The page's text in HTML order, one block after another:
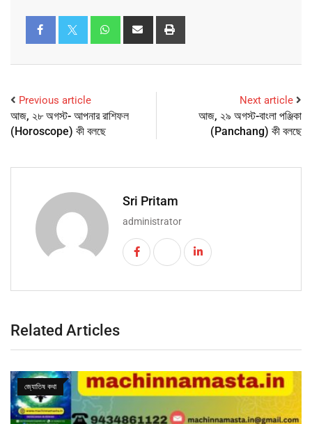
Previous article
আজ, ২৮ অগস্ট- আপনার রাশিফল
(Horoscope) কী বলছে
Next article
আজ, ২৯ অগস্ট-বাংলা পঞ্জিকা
(Panchang) কী বলছে
Sri Pritam
administrator
Related Articles
জ্যোতিষ কথা